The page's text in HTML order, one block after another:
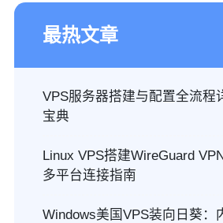
最热文章
VPS服务器搭建与配置全流程
宝典
Linux VPS搭建WireGuard
多平台连接指南
Windows美国VPS装向日葵：